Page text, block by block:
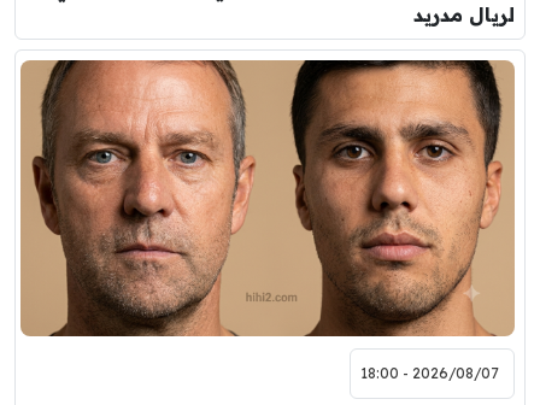
لريال مدريد
2026/08/07 - 18:00